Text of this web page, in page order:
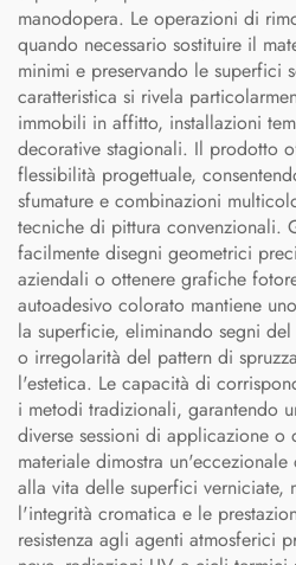
manodopera. Le operazioni di
quando necessario sostituire il
minimi e preservando le superfici
caratteristica si rivela
immobili in affitto, installazioni
decorative stagionali. Il prodotto
flessibilità progettuale,
sfumature e combinazioni
tecniche di pittura convenzionali.
facilmente disegni geometrici
aziendali o ottenere grafiche
autoadesivo colorato mantiene
la superficie, eliminando segni
o irregolarità del pattern di
l'estetica. Le capacità di
i metodi tradizionali, garantendo
diverse sessioni di applicazione
materiale dimostra un'eccezionale
alla vita delle superfici verniciate,
l'integrità cromatica e le
resistenza agli agenti atmosferici